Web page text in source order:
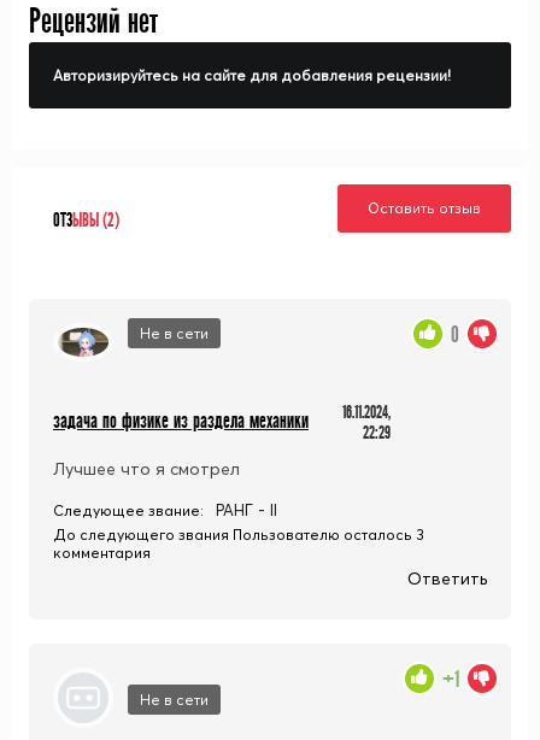
Рецензий нет
Авторизируйтесь на сайте для добавления рецензии!
ОТЗЫВЫ (2)
Оставить отзыв
Не в сети
задача по физике из раздела механики
16.11.2024,
22:29
Лучшее что я смотрел
0
Следующее звание: РАНГ - II
До следующего звания Пользователю осталось 3
комментария
Ответить
Не в сети
+1